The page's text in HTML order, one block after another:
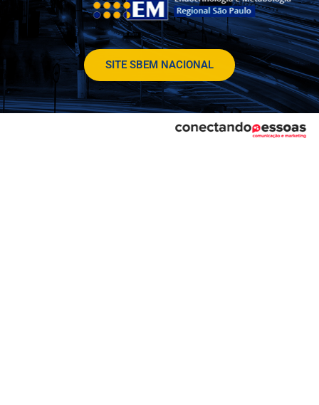
SITE SBEM NACIONAL